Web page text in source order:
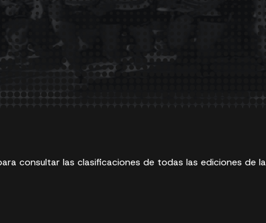
consultar las clasificaciones de todas las ediciones de la